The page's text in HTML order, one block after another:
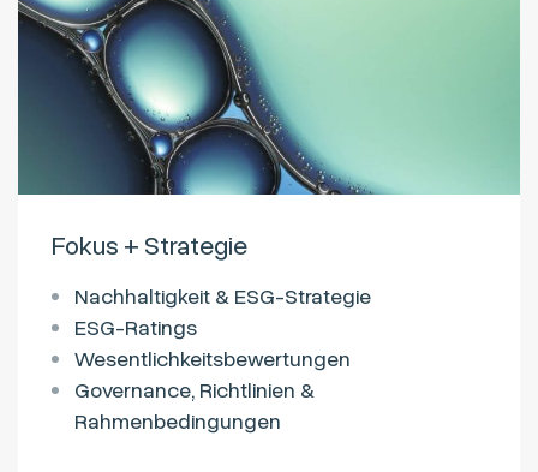
Fokus + Strategie
Nachhaltigkeit & ESG-Strategie
ESG-Ratings
Wesentlichkeitsbewertungen
Governance, Richtlinien &
Rahmenbedingungen